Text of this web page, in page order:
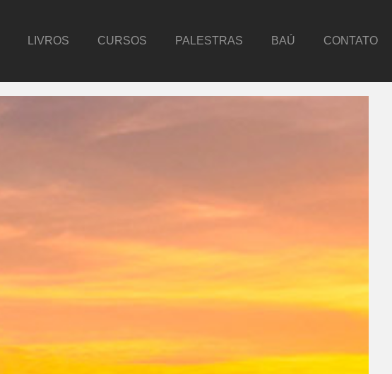
LIVROS CURSOS PALESTRAS BAÚ CONTATO